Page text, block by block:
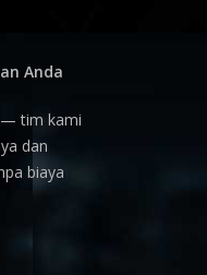
Anda
— tim kami
dan
biaya